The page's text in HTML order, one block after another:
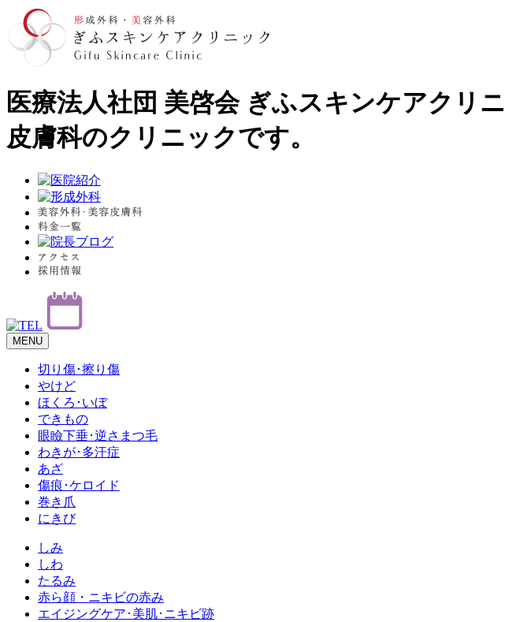
医療法人社団 美啓会 ぎふスキンケアクリ
皮膚科のクリニックです。
MENU
切り傷･擦り傷
やけど
ほくろ･いぼ
できもの
眼瞼下垂･逆さまつ毛
わきが･多汗症
あざ
傷痕･ケロイド
巻き爪
にきび
しみ
しわ
たるみ
赤ら顔・ニキビの赤み
エイジングケア･美肌･ニキビ跡